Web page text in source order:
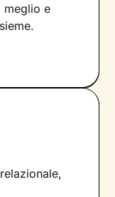
meglio e